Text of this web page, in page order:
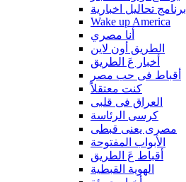
برنامج تحاليل اخبارية
Wake up America
أنا مصري
الطريق أون لاين
أخبار عَ الطريق
أقباط فى حب مصر
كنت معتقلاً
العراق فى قلبى
كرسى الرئاسة
مصرى يعنى قبطى
الأبواب المفتوحة
أقباط عَ الطريق
الهوية القبطية